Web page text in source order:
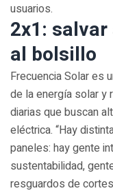
usuarios.
2x1:
al bolsillo
Frecuencia Solar es
de la energía solar y
diarias que buscan
eléctrica. “Hay
paneles: hay gente
sustentabilidad,
resguardos de